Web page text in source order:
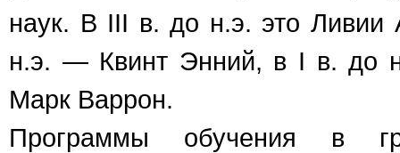
наук. В III в. до н.э. это
н.э. — Квинт Энний, в I в. до
Марк Варрон.
Программы обучения в